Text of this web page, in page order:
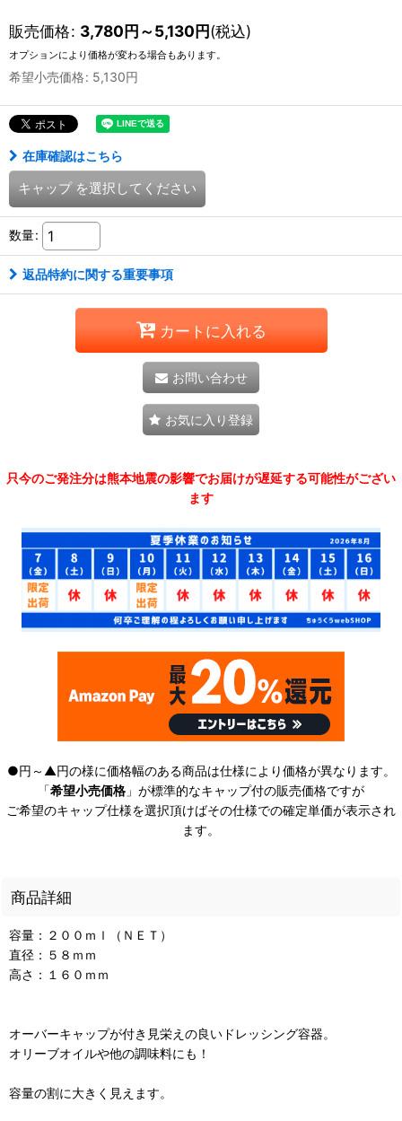
販売価格: 3,780円～5,130円(税込)
オプションにより価格が変わる場合もあります。
希望小売価格: 5,130円
在庫確認はこちら
キャップ を選択してください
数量:
返品特約に関する重要事項
カートに入れる
お問い合わせ
お気に入り登録
只今のご発注分は熊本地震の影響でお届けが遅延する可能性がござい
ます
●円～▲円の様に価格幅のある商品は仕様により価格が異なります。
「希望小売価格 」が標準的なキャップ付の販売価格ですが
ご希望のキャップ仕様を選択頂けばその仕様での確定単価が表示され
ます。
商品詳細
容量：２００ｍｌ（ＮＥＴ）
直径：５８ｍｍ
高さ：１６０ｍｍ
オーバーキャップが付き見栄えの良いドレッシング容器。
オリーブオイルや他の調味料にも！
容量の割に大きく見えます。